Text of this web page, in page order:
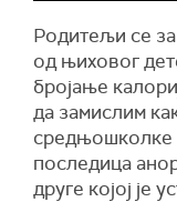
Родитељи се за
од њиховог
бројање
да замислим
средњошколке
последица
друге којој је